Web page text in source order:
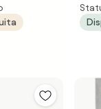
con